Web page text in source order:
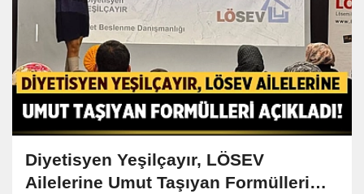
Diyetisyen Yeşilçayır, LÖSEV
Ailelerine Umut Taşıyan Formülleri